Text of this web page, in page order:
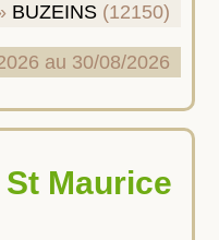
BUZEINS (12150)
au 30/08/2026